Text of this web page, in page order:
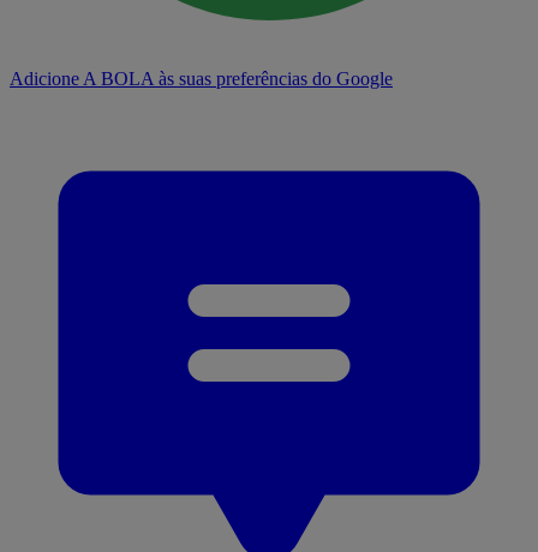
Adicione A BOLA às suas preferências do Google